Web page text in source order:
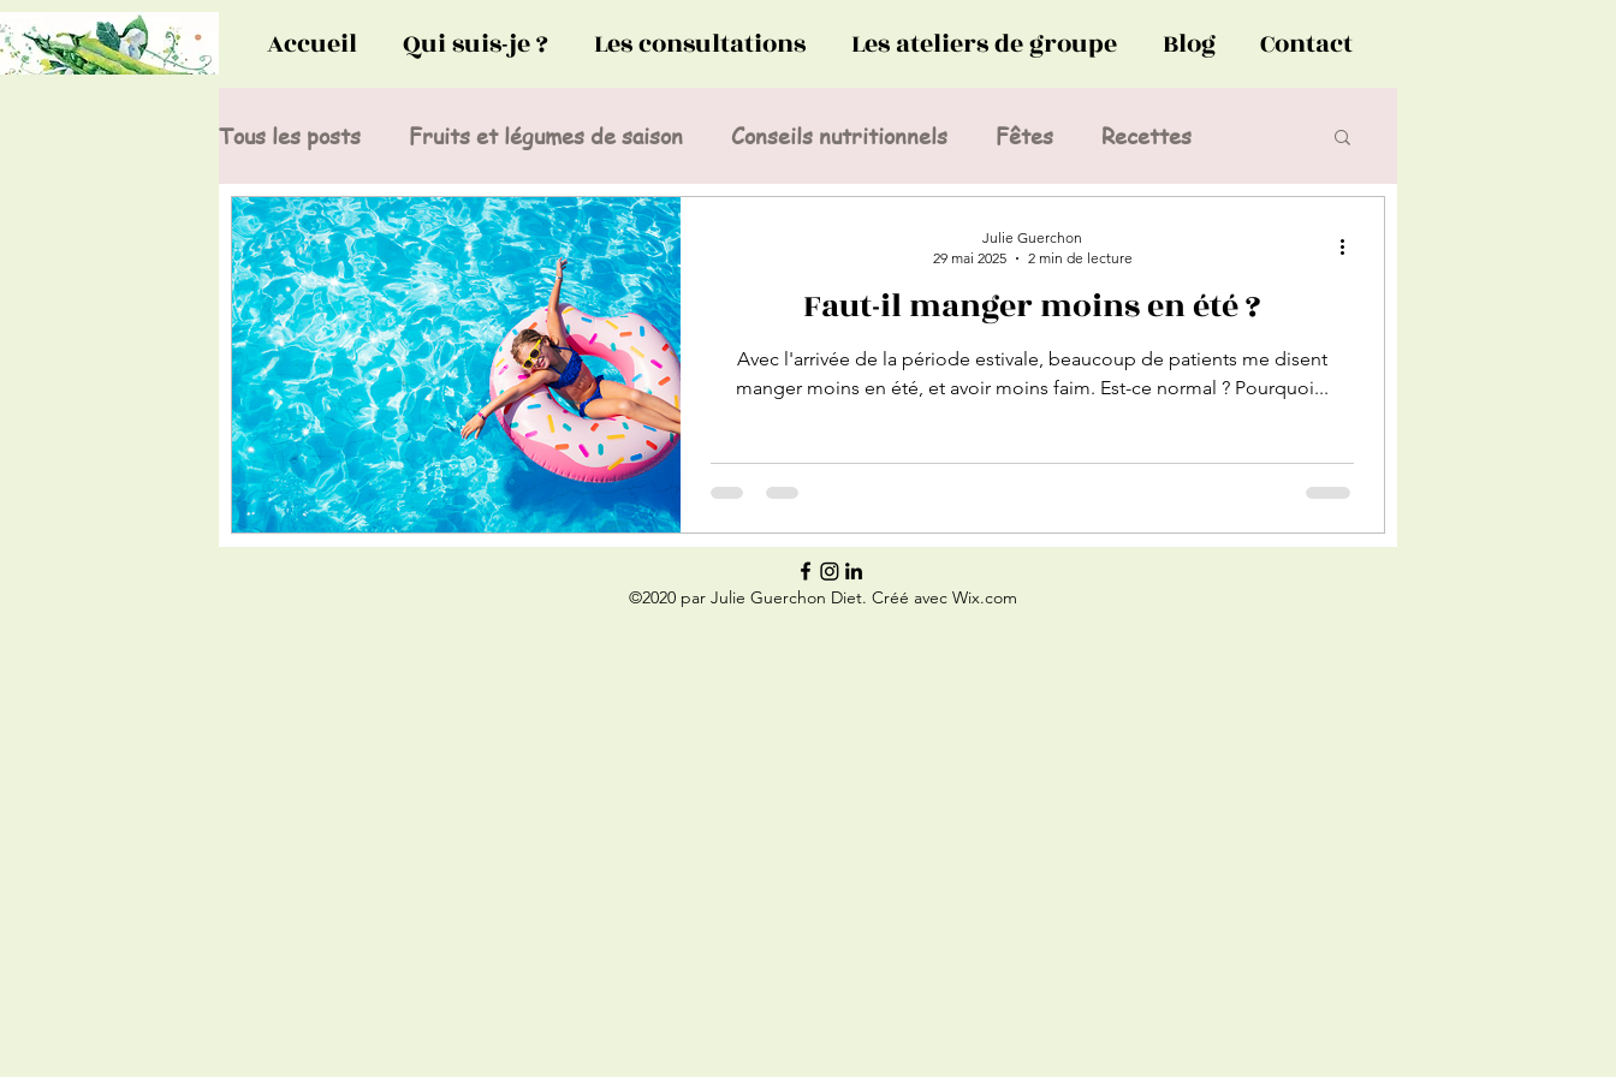
Accueil Qui suis-je ? Les consultations Les ateliers de groupe Blog Contact
Tous les posts Fruits et légumes de saison Conseils nutritionnels Fêtes Recettes
Faut-il manger moins en été ?
Avec l'arrivée de la période estivale, beaucoup de patients me disent
manger moins en été, et avoir moins faim. Est-ce normal ? Pourquoi...
Julie Guerchon
29 mai 2025
2 min de lecture
©2020 par Julie Guerchon Diet. Créé avec Wix.com